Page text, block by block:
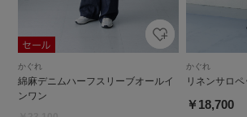
かぐれ
綿麻デニムハーフスリーブオールイ
ンワン
かぐれ
リネンサロペ
￥18,700